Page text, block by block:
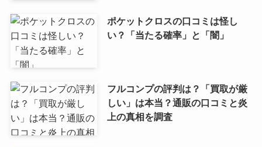
ポケットクロスの口コミは怪し
い？「当たる確率」と「闇」
フルコンプの評判は？「買取が厳
しい」は本当？通販の口コミと炎
上の真相を調査